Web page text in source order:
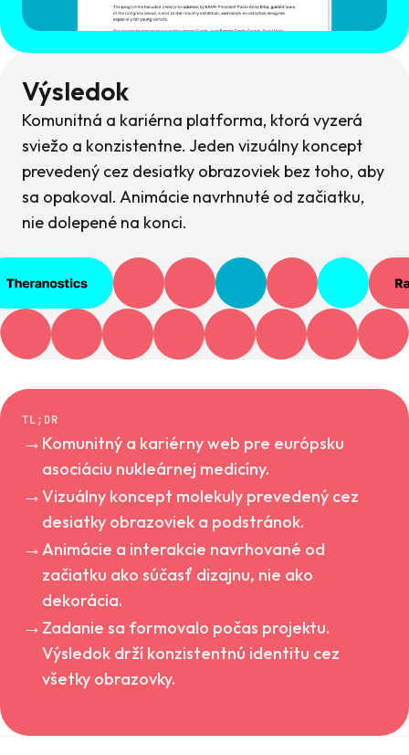
Výsledok
Komunitná a kariérna platforma, ktorá vyzerá
sviežo a konzistentne. Jeden vizuálny koncept
prevedený cez desiatky obrazoviek bez toho, aby
sa opakoval. Animácie navrhnuté od začiatku,
nie dolepené na konci.
TL;DR
→ Komunitný a kariérny web pre európsku
asociáciu nukleárnej medicíny.
→Vizuálny koncept molekuly prevedený cez
desiatky obrazoviek a podstránok.
→Animácie a interakcie navrhované od
začiatku ako súčasť dizajnu, nie ako
dekorácia.
→ Zadanie sa formovalo počas projektu.
Výsledok drží konzistentnú identitu cez
všetky obrazovky.